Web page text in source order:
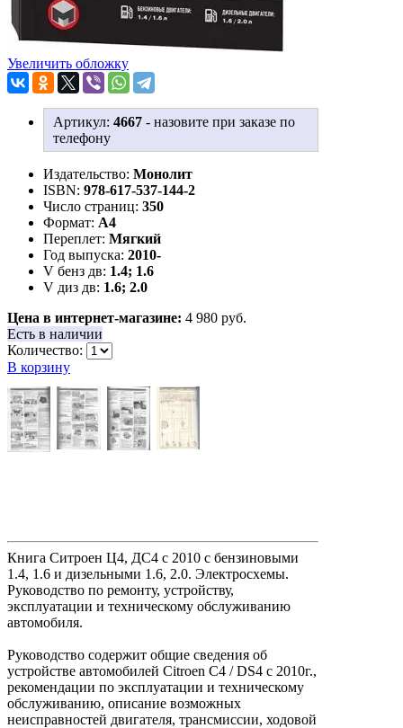
Увеличить обложку
Артикул: 4667 - назовите при заказе по
телефону
Издательство: Монолит
ISBN: 978-617-537-144-2
Число страниц: 350
Формат: А4
Переплет: Мягкий
Год выпуска: 2010-
V бенз дв: 1.4; 1.6
V диз дв: 1.6; 2.0
Цена в интернет-магазине: 4 980 руб.
Есть в наличии
Количество:
В корзину
Книга Ситроен Ц4, ДС4 с 2010 с бензиновыми
1.4, 1.6 и дизельными 1.6, 2.0. Электросхемы.
Руководство по ремонту, устройству,
эксплуатации и техническому обслуживанию
автомобиля.
Руководство содержит общие сведения об
устройстве автомобилей Citroen С4 / DS4 с 2010г.,
рекомендации по эксплуатации и техническому
обслуживанию, описание возможных
неисправностей двигателя, трансмиссии, ходовой